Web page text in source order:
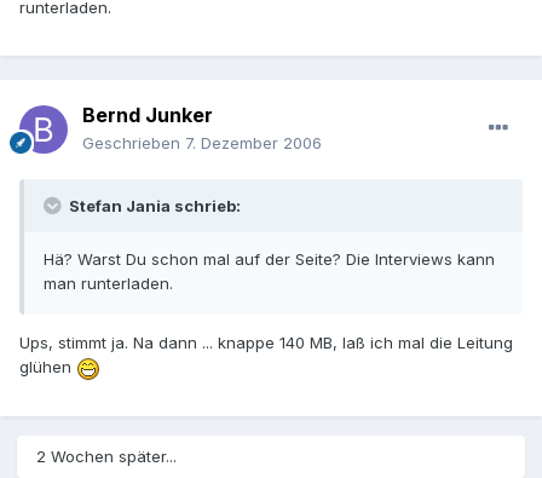
runterladen.
Bernd Junker
Geschrieben 7. Dezember 2006
Stefan Jania schrieb:
Hä? Warst Du schon mal auf der Seite? Die Interviews kann
man runterladen.
Ups, stimmt ja. Na dann ... knappe 140 MB, laß ich mal die Leitung
glühen
2 Wochen später...